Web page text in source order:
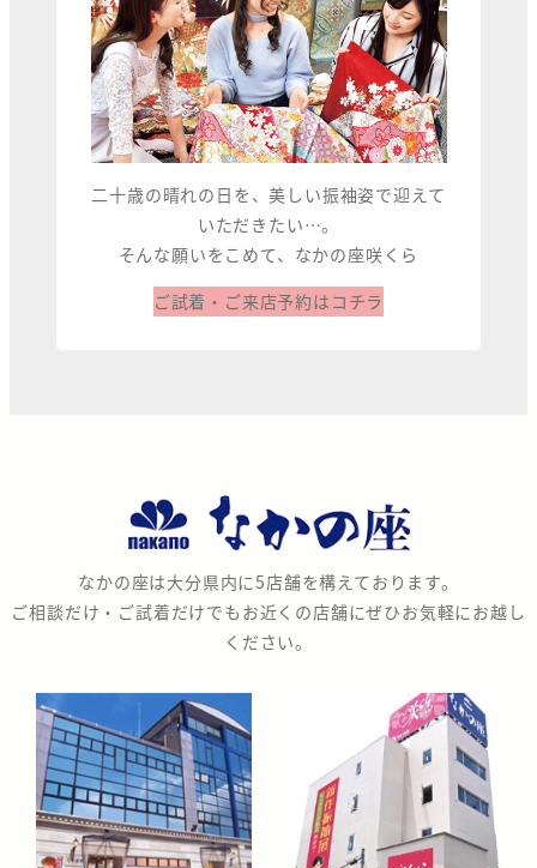
二十歳の晴れの日を、美しい振袖姿で迎えて
いただきたい…。
そんな願いをこめて、なかの座咲くら
ご試着・ご来店予約はコチラ
座
なかの座は大分県内に5店舗を構えております。
ご相談だけ・ご試着だけでもお近くの店舗にぜひお気軽にお越し
ください。